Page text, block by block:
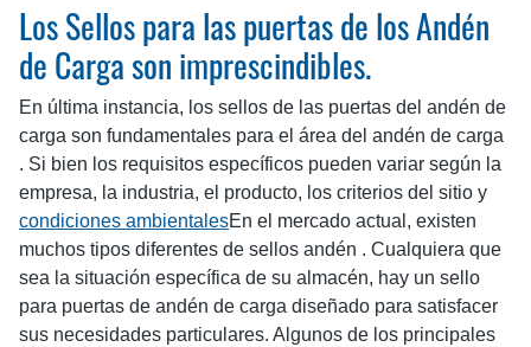
Los Sellos para las puertas de los Andén
de Carga son imprescindibles.
En última instancia, los sellos de las puertas del andén de
carga son fundamentales para el área del andén de carga
. Si bien los requisitos específicos pueden variar según la
empresa, la industria, el producto, los criterios del sitio y
condiciones ambientalesEn el mercado actual, existen
muchos tipos diferentes de sellos andén . Cualquiera que
sea la situación específica de su almacén, hay un sello
para puertas de andén de carga diseñado para satisfacer
sus necesidades particulares. Algunos de los principales